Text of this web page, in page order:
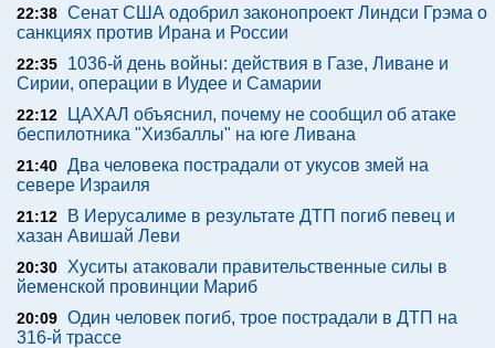
22:38 Сенат США одобрил законопроект Линдси Грэма о
санкциях против Ирана и России
22:35
1036-й день войны: действия в Газе, Ливане и
Сирии, операции в Иудее и Самарии
22:12
ЦАХАЛ объяснил, почему не сообщил об атаке
беспилотника "Хизбаллы" на юге Ливана
21:40 Два человека пострадали от укусов змей на
севере Израиля
21:12
В Иерусалиме в результате ДТП погиб певец и
хазан Авишай Леви
20:30
Хуситы атаковали правительственные силы в
йеменской провинции Мариб
20:09 Один человек погиб, трое пострадали в ДТП на
316-й трассе